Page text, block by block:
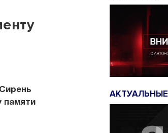
памяти
АКТУАЛЬНЫЕ